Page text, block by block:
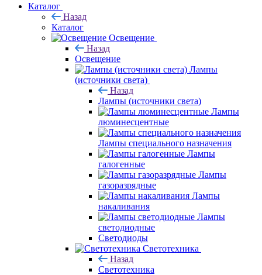
Каталог
Назад
Каталог
Освещение
Назад
Освещение
Лампы
(источники света)
Назад
Лампы (источники света)
Лампы
люминесцентные
Лампы специального назначения
Лампы
галогенные
Лампы
газоразрядные
Лампы
накаливания
Лампы
светодиодные
Светодиоды
Светотехника
Назад
Светотехника